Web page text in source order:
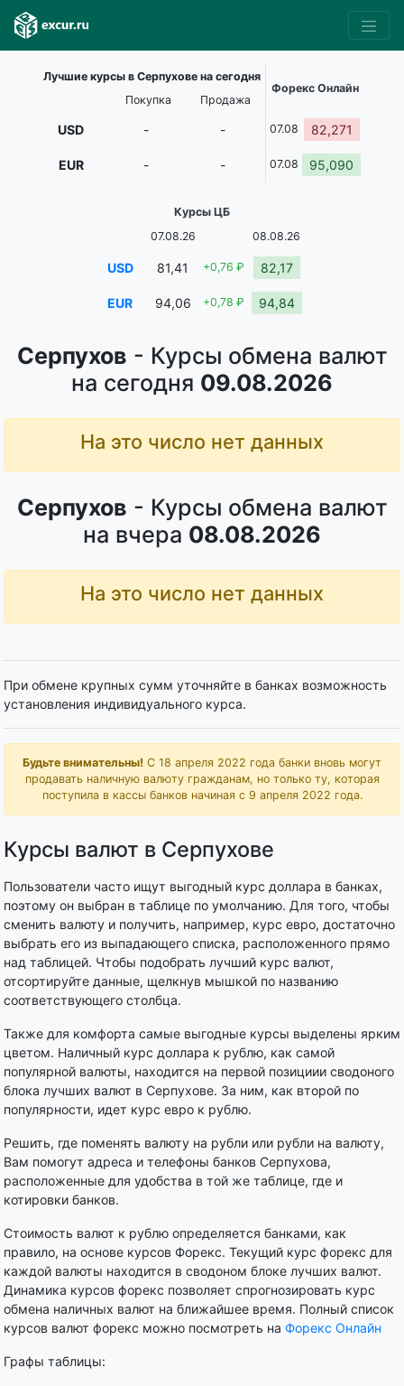
Серпухов - Курсы обмена валют
на сегодня 09.08.2026
На это число нет данных
Серпухов - Курсы обмена валют
на вчера 08.08.2026
На это число нет данных
При обмене крупных сумм уточняйте в банках возможность
установления индивидуального курса.
Будьте внимательны! С 18 апреля 2022 года банки вновь могут
продавать наличную валюту гражданам, но только ту, которая
поступила в кассы банков начиная с 9 апреля 2022 года.
Курсы валют в Серпухове
Пользователи часто ищут выгодный курс доллара в банках,
поэтому он выбран в таблице по умолчанию. Для того, чтобы
сменить валюту и получить, например, курс евро, достаточно
выбрать его из выпадающего списка, расположенного прямо
над таблицей. Чтобы подобрать лучший курс валют,
отсортируйте данные, щелкнув мышкой по названию
соответствующего столбца.
Также для комфорта самые выгодные курсы выделены ярким
цветом. Наличный курс доллара к рублю, как самой
популярной валюты, находится на первой позициии сводоного
блока лучших валют в Серпухове. За ним, как второй по
популярности, идет курс евро к рублю.
Решить, где поменять валюту на рубли или рубли на валюту,
Вам помогут адреса и телефоны банков Серпухова,
расположенные для удобства в той же таблице, где и
котировки банков.
Стоимость валют к рублю определяется банками, как
правило, на основе курсов Форекс. Текущий курс форекс для
каждой валюты находится в сводоном блоке лучших валют.
Динамика курсов форекс позволяет спрогнозировать курс
обмена наличных валют на ближайшее время. Полный список
курсов валют форекс можно посмотреть на Форекс Онлайн
Графы таблицы:
Лучшие курсы в Серпухове на сегодня
Форекс Онлайн
Покупка
Продажа
USD - - 07.08 82,271
EUR - - 07.08 95,090
Курсы ЦБ
07.08.26
08.08.26
USD 81,41 +0,76 ₽ 82,17
EUR 94,06 +0,78 ₽ 94,84